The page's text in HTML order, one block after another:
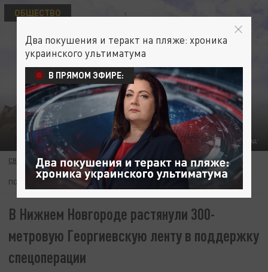
ФОТО "ЦАРЬГРАД"
ОБЩЕСТВО
СВЕТЛАНА ШУГА 28 ДЕКАБРЯ 15:13
ПОДПИШИТЕСЬ:
В Нижнем Новгороде растянули 300-
метровую Георгиевскую ленту в поддержку
спецоперации
Два покушения и теракт на пляже: хроника
украинского ультиматума
В ПРЯМОМ ЭФИРЕ: